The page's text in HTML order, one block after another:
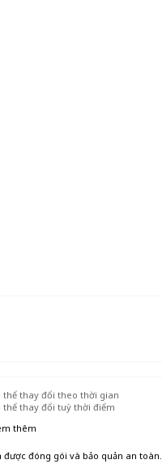
thể thay đổi theo thời gian
thay đổi tuỳ thời điểm
thêm
được đóng gói và bảo quản an toàn.